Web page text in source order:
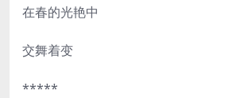
在春的光艳中
交舞着变
*****